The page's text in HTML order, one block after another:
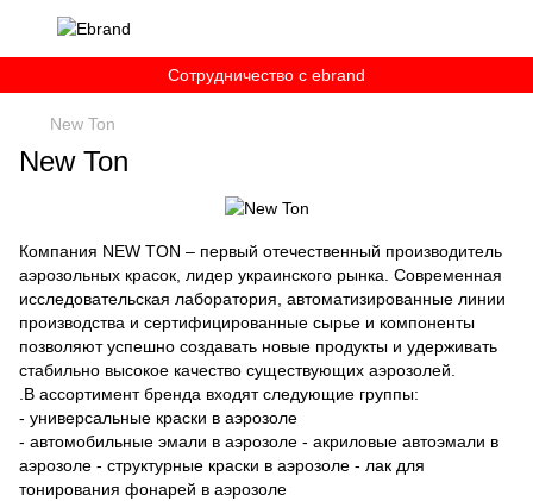
Сотрудничество c ebrand
New Ton
New Ton
Компания NEW TON – первый отечественный производитель
аэрозольных красок, лидер украинского рынка. Современная
исследовательская лаборатория, автоматизированные линии
производства и сертифицированные сырье и компоненты
позволяют успешно создавать новые продукты и удерживать
стабильно высокое качество существующих аэрозолей.
.В ассортимент бренда входят следующие группы:
- универсальные краски в аэрозоле
- автомобильные эмали в аэрозоле - акриловые автоэмали в
аэрозоле - структурные краски в аэрозоле - лак для
тонирования фонарей в аэрозоле